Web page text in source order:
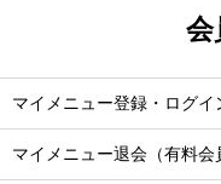
会
マイメニュー登録・ログイ
マイメニュー退会（有料会